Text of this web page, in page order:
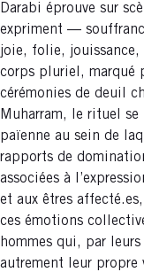
Darabi éprouve sur
expriment —
joie, folie,
corps pluriel, marqué
cérémonies de deuil
Muharram, le rituel
païenne au sein de
rapports de
associées à
et aux êtres
ces émotions
hommes qui, par
autrement leur propre